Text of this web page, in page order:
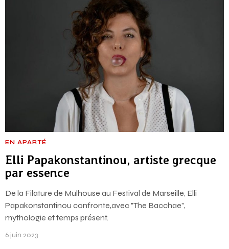
EN APARTÉ
Elli Papakonstantinou, artiste grecque
par essence
De la Filature de Mulhouse au Festival de Marseille, Elli
Papakonstantinou confronte,avec "The Bacchae",
mythologie et temps présent.
6 juin 2023